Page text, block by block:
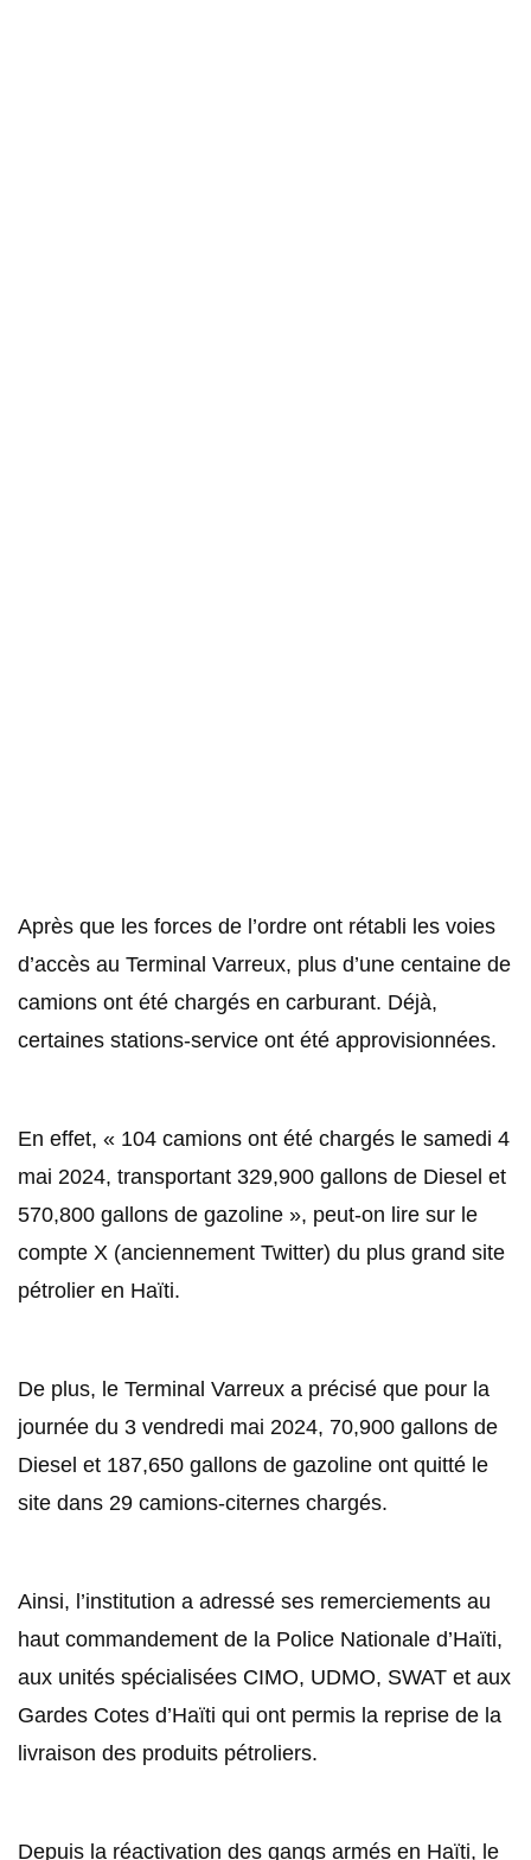
Après que les forces de l’ordre ont rétabli les voies
d’accès au Terminal Varreux, plus d’une centaine de
camions ont été chargés en carburant. Déjà,
certaines stations-service ont été approvisionnées.
En effet, « 104 camions ont été chargés le samedi 4
mai 2024, transportant 329,900 gallons de Diesel et
570,800 gallons de gazoline », peut-on lire sur le
compte X (anciennement Twitter) du plus grand site
pétrolier en Haïti.
De plus, le Terminal Varreux a précisé que pour la
journée du 3 vendredi mai 2024, 70,900 gallons de
Diesel et 187,650 gallons de gazoline ont quitté le
site dans 29 camions-citernes chargés.
Ainsi, l’institution a adressé ses remerciements au
haut commandement de la Police Nationale d’Haïti,
aux unités spécialisées CIMO, UDMO, SWAT et aux
Gardes Cotes d’Haïti qui ont permis la reprise de la
livraison des produits pétroliers.
Depuis la réactivation des gangs armés en Haïti, le